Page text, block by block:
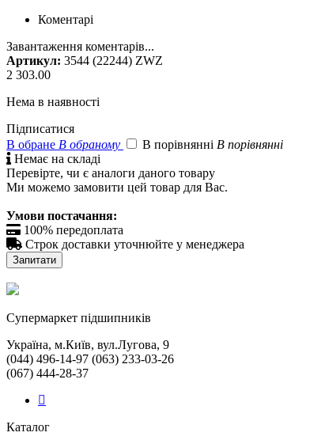
Коментарі
Завантаження коментарів...
Артикул: 3544 (22244) ZWZ
2 303.00
Нема в наявності
Підписатися
В обране В обраному В порівнянні В порівнянні
 Немає на складі
Перевірте, чи є аналоги даного товару
Ми можемо замовити цей товар для Вас.
Умови постачання:
 100% передоплата
 Строк доставки уточнюйте у менеджера
Запитати
Cупермаркет підшипників
Україна, м.Київ, вул.Лугова, 9
(044) 496-14-97 (063) 233-03-26
(067) 444-28-37
Каталог